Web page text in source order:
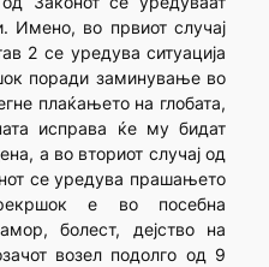
Имено, во првиот случај
2 се уредува ситуација
поради заминување во
плаќањето на глобата,
исправа ќе му бидат
а во вториот случај од
се уредува прашањето
е во посебна
болест, дејство на
возел подолго од 9